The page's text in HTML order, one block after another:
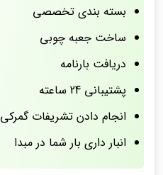
بسته بندی تخصصی
ساخت جعبه چوبی
دریافت بارنامه
پشتیبانی 24 ساعته
انجام دادن تشریفات گمرکی
انبار داری بار شما در مبدا